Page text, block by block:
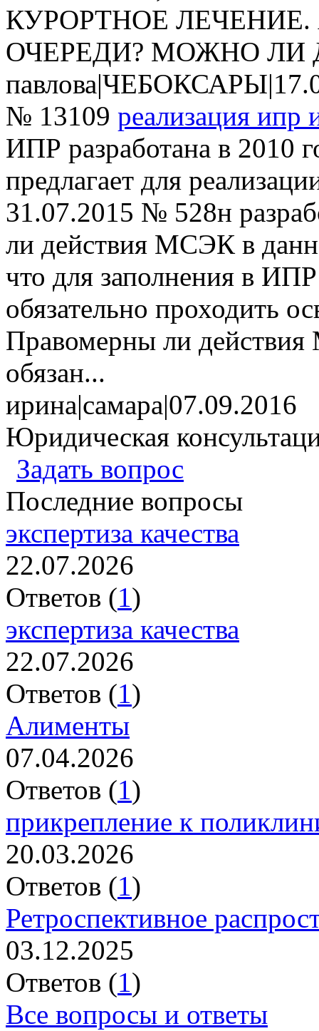
КУРОРТНОЕ
ОЧЕРЕДИ? МОЖНО ЛИ
павлова|ЧЕБОКСАРЫ|
№ 13109 реализация ипр
ИПР разработана в 2010
предлагает для
31.07.2015 № 528н
ли действия МСЭК в
что для заполнения в
обязательно проходить
Правомерны ли
обязан...
ирина|самара|07.09.2016
Юридическая
Задать вопрос
Последние вопросы
экспертиза качества
22.07.2026
Ответов (1)
экспертиза качества
22.07.2026
Ответов (1)
Алименты
07.04.2026
Ответов (1)
прикрепление к
20.03.2026
Ответов (1)
Ретроспективное
03.12.2025
Ответов (1)
Все вопросы и ответы